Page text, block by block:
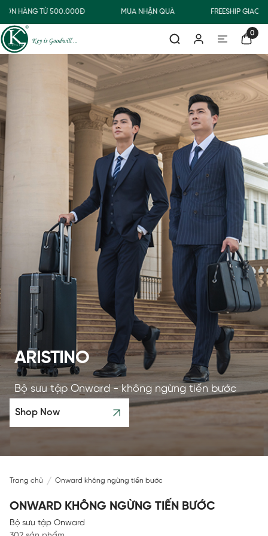
HÀNG TỪ 500.000Đ MUA NHẬN QUÀ FREESHIP GIAO
0
ARISTINO
Bộ sưu tập Onward - không ngừng tiến bước
Shop Now
Trang chủ Onward không ngừng tiến bước
ONWARD KHÔNG NGỪNG TIẾN BƯỚC
Bộ sưu tập Onward